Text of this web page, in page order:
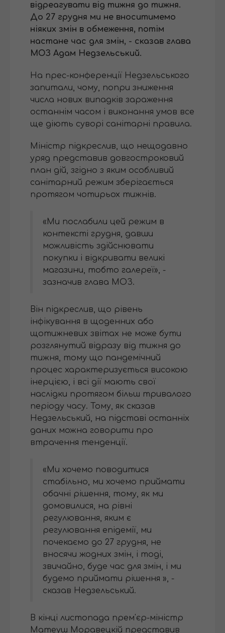
відреагувати від тижня до тижня.
До 27 грудня ми не вноситимемо
ніяких змін в обмеження, потім
настане час для змін, - сказав глава
МОЗ Адам Недзельський.
На прес-конференції Недзельського
запитали, чому, попри зниження
числа нових випадків зараження
останнім часом і виконання умов все
ще діють суворі санітарні правила.
Міністр підкреслив, що нещодавно
уряд представив довгостроковий
план дій, згідно з яким особливий
санітарний режим зберігається
протягом чотирьох тижнів.
«Ми послабили цей режим в
контексті грудня, давши
можливість здійснювати
покупки і відкривати великі
магазини, тобто галереї», -
зазначив глава МОЗ.
Він підкреслив, що рівень
інфікування в щоденних або
щотижневих звітах не може бути
розглянутий відразу від тижня до
тижня, тому що пандемічний
процес характеризується високою
інерцією, і всі дії мають свої
наслідки протягом більш тривалого
періоду часу. Тому, як сказав
Недзельський, на підставі останніх
даних можна говорити про
втрачення тенденції.
«Ми хочемо поводитися
стабільно, ми хочемо приймати
обачні рішення, тому, як ми
домовилися, на рівні
регулювання, яким є
регулювання епідемії, ми
почекаємо до 27 грудня, не
вносячи жодних змін, і тоді,
звичайно, буде час для змін, і ми
будемо приймати рішення », -
сказав Недзельський.
В кінці листопада прем'єр-міністр
Матеуш Моравецкій представив